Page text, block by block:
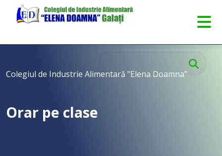
Colegiul de Industrie Alimentară "Elena Doamna"
Orar pe clase